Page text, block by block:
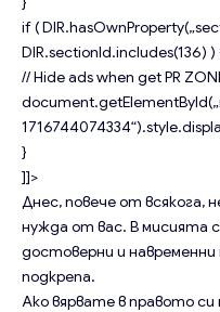
if (
DIR.sectionId.includes(136) )
// Hide ads when get PR
}
]]>
Днес, повече от всякога,
нужда от вас. В мисията
достоверни и
подкрепа.
Ако вярвате в правото